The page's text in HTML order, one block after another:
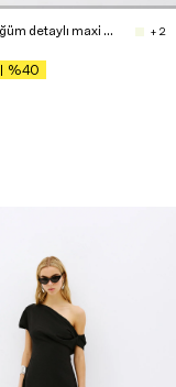
V yaka düğüm detaylı maxi elbise + 2
%40